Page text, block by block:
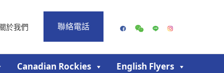
於我們 聯絡電話
Canadian Rockies English Flyers